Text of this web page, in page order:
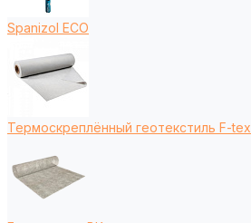
Spanizol ECO
Термоскреплённый геотекстиль F-tex